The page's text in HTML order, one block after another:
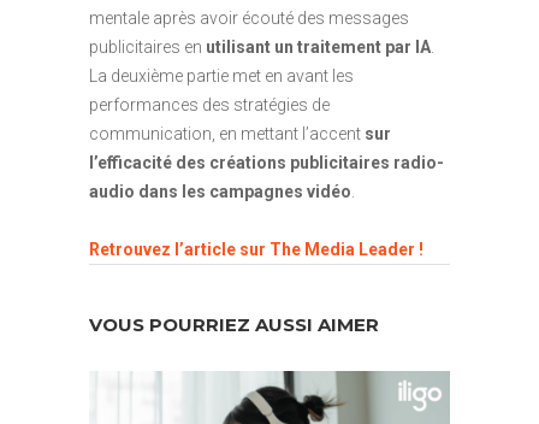
mentale après avoir écouté des messages
publicitaires en utilisant un traitement par IA
La deuxième partie met en avant les
performances des stratégies de
communication, en mettant l’accent sur
l’efficacité des créations publicitaires radio-
audio dans les campagnes vidéo
Retrouvez l’article sur The Media Leader !
VOUS POURRIEZ AUSSI AIMER